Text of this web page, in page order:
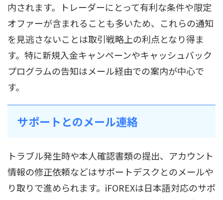
内されます。トレーダーにとって有利な条件や限定
オファーが含まれることも多いため、これらの通知
を見逃さないことは取引戦略上の利点となり得ま
す。特に新規入金キャンペーンやキャッシュバック
プログラムの告知はメール経由での案内が中心で
す。
サポートとのメール連絡
トラブル発生時や本人確認書類の提出、アカウント
情報の修正依頼などはサポートデスクとのメールや
り取りで進められます。iFOREXは日本語対応のサポ